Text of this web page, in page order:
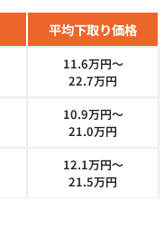
平均下取り価格
11.6万円～
22.7万円
10.9万円～
21.0万円
12.1万円～
21.5万円